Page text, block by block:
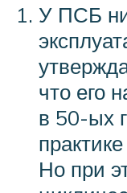
У ПСБ
что его
в 50-ых
Но при